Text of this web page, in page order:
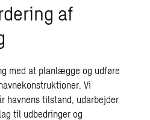
af
med at planlægge og udføre
Vi
havnens tilstand, udarbejder
til udbedringer og